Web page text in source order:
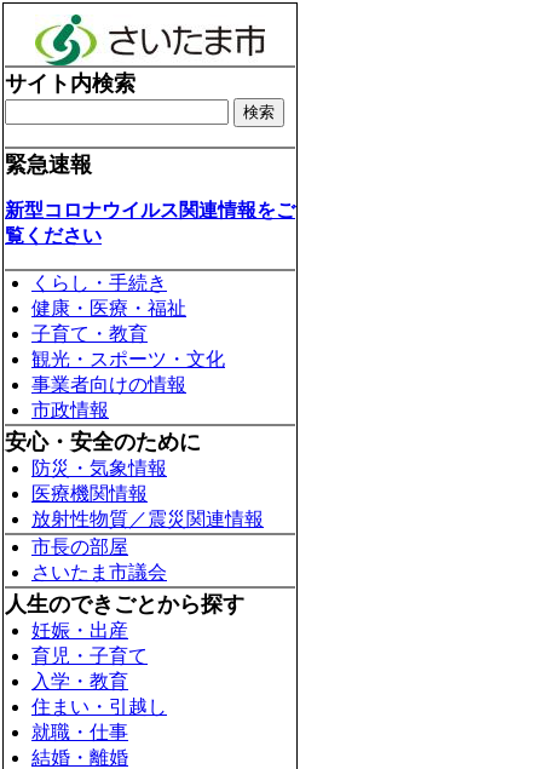
サイト内検索
緊急速報
新型コロナウイルス関連情報をご
覧ください
くらし・手続き
健康・医療・福祉
子育て・教育
観光・スポーツ・文化
事業者向けの情報
市政情報
安心・安全のために
防災・気象情報
医療機関情報
放射性物質／震災関連情報
市長の部屋
さいたま市議会
人生のできごとから探す
妊娠・出産
育児・子育て
入学・教育
住まい・引越し
就職・仕事
結婚・離婚